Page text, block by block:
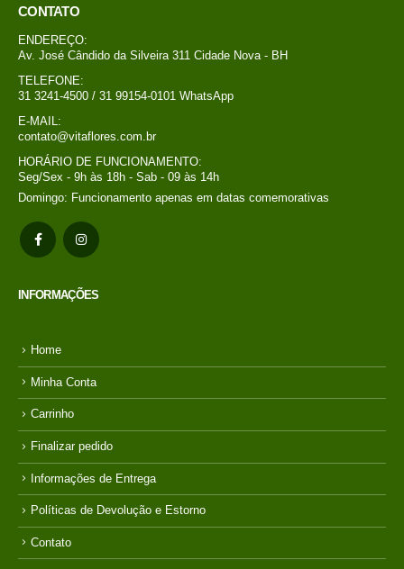
credito avista, (P/
entre em contato
Em até 1x de
R$198,00no
mais condições
entre em contato
CONTATO
ENDEREÇO:
Av. José Cândido da Silveira 311 Cidade Nova - BH
TELEFONE:
31 3241-4500 / 31 99154-0101 WhatsApp
E-MAIL:
contato@vitaflores.com.br
HORÁRIO DE FUNCIONAMENTO:
Seg/Sex - 9h às 18h - Sab - 09 às 14h
Domingo: Funcionamento apenas em datas comemorativas
INFORMAÇÕES
Home
Minha Conta
Carrinho
Finalizar pedido
Informações de Entrega
Políticas de Devolução e Estorno
Contato